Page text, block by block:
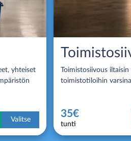
yhteiset
Valitse
Toimistosiivous
toimistotiloihin
35€
tunti